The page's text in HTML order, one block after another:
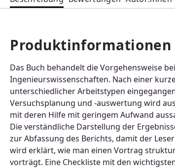
Das Buch behandelt die Vorgehensweise
Ingenieurswissenschaften. Nach einer
unterschiedlicher Arbeitstypen
Versuchsplanung und -auswertung wird
mit deren Hilfe mit geringem Aufwand
Die verständliche Darstellung der
zur Abfassung des Berichts, damit der
wird erklärt, wie man einen Vortrag
vorträgt. Eine Checkliste mit den